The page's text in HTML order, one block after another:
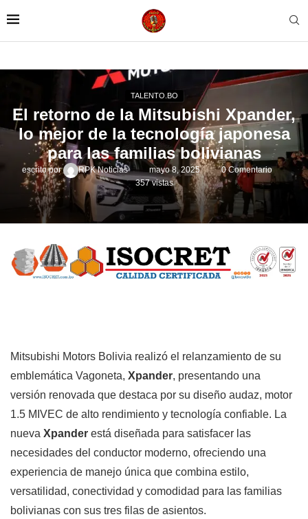
TALENTO.BO
El retorno de la Mitsubishi Xpander,
lo mejor de la tecnología japonesa
para las familias bolivianas
escrito por RPK Noticias mayo 8, 2025
0 Comentario
357vistas
Mitsubishi Motors Bolivia realizó el relanzamiento de su
emblemática Vagoneta, Xpander, presentando una
versión renovada que destaca por su diseño audaz, motor
1.5 MIVEC de alto rendimiento y tecnología confiable. La
nueva Xpander está diseñada para satisfacer las
necesidades del conductor moderno, ofreciendo una
experiencia de manejo única que combina estilo,
versatilidad, conectividad y comodidad para las familias
bolivianas con sus tres filas de asientos.